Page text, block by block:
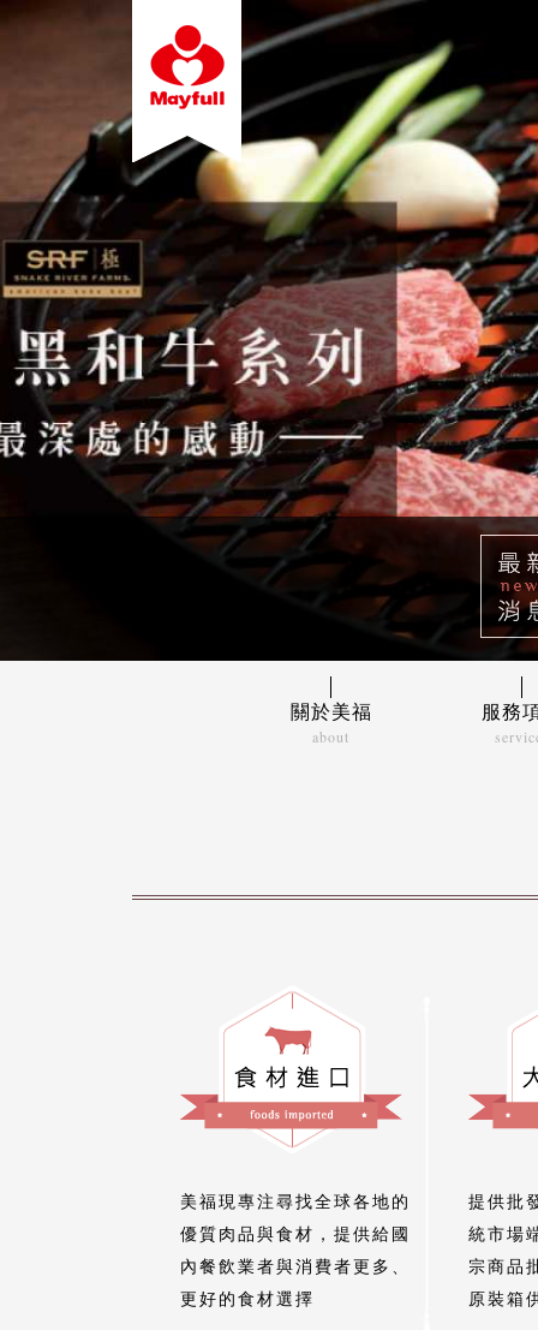
關於美福
about
服務
超市
美福現專注尋找全球各地的
優質肉品與食材，提供給國
內餐飲業者與消費者更多、
更好的食材選擇
提供批
統市場
宗商品
原裝箱